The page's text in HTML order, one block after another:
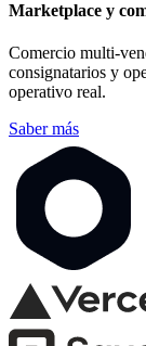
Marketplace y
Comercio multi-
consignatarios y
operativo real.
Saber más